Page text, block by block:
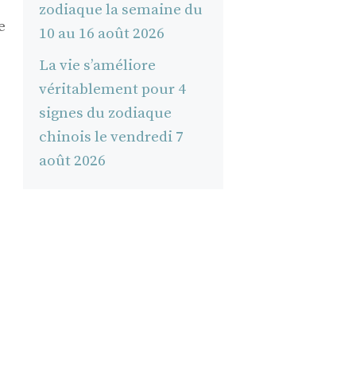
zodiaque la semaine du
10 au 16 août 2026
La vie s’améliore
véritablement pour 4
signes du zodiaque
chinois le vendredi 7
août 2026